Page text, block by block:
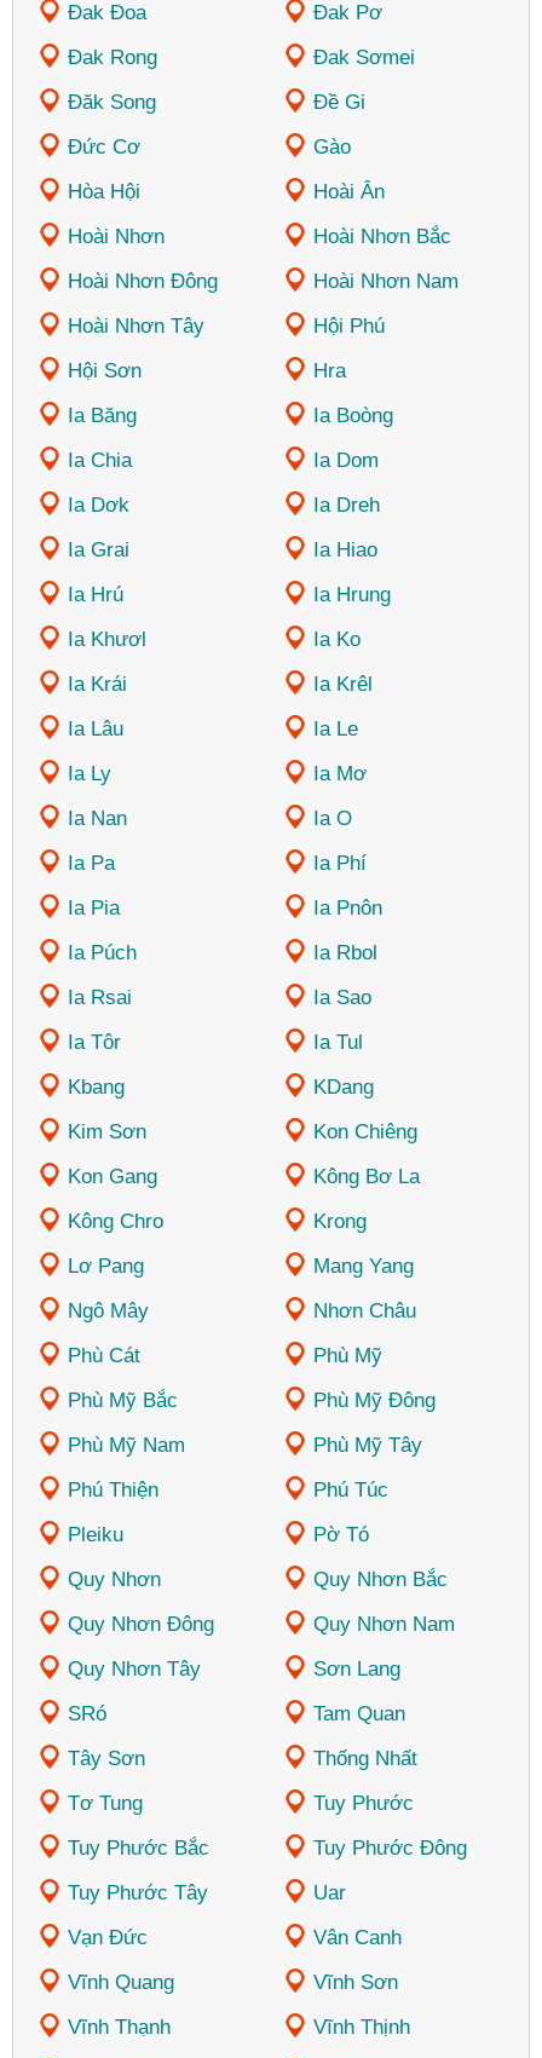
Đak Đoa
Đak Pơ
Đak Rong
Đak Sơmei
Đăk Song
Đề Gi
Đức Cơ
Gào
Hòa Hội
Hoài Ân
Hoài Nhơn
Hoài Nhơn Bắc
Hoài Nhơn Đông
Hoài Nhơn Nam
Hoài Nhơn Tây
Hội Phú
Hội Sơn
Hra
Ia Băng
Ia Boòng
Ia Chia
Ia Dom
Ia Dơk
Ia Dreh
Ia Grai
Ia Hiao
Ia Hrú
Ia Hrung
Ia Khươl
Ia Ko
Ia Krái
Ia Krêl
Ia Lâu
Ia Le
Ia Ly
Ia Mơ
Ia Nan
Ia O
Ia Pa
Ia Phí
Ia Pia
Ia Pnôn
Ia Púch
Ia Rbol
Ia Rsai
Ia Sao
Ia Tôr
Ia Tul
Kbang
KDang
Kim Sơn
Kon Chiêng
Kon Gang
Kông Bơ La
Kông Chro
Krong
Lơ Pang
Mang Yang
Ngô Mây
Nhơn Châu
Phù Cát
Phù Mỹ
Phù Mỹ Bắc
Phù Mỹ Đông
Phù Mỹ Nam
Phù Mỹ Tây
Phú Thiện
Phú Túc
Pleiku
Pờ Tó
Quy Nhơn
Quy Nhơn Bắc
Quy Nhơn Đông
Quy Nhơn Nam
Quy Nhơn Tây
Sơn Lang
SRó
Tam Quan
Tây Sơn
Thống Nhất
Tơ Tung
Tuy Phước
Tuy Phước Bắc
Tuy Phước Đông
Tuy Phước Tây
Uar
Vạn Đức
Vân Canh
Vĩnh Quang
Vĩnh Sơn
Vĩnh Thạnh
Vĩnh Thịnh